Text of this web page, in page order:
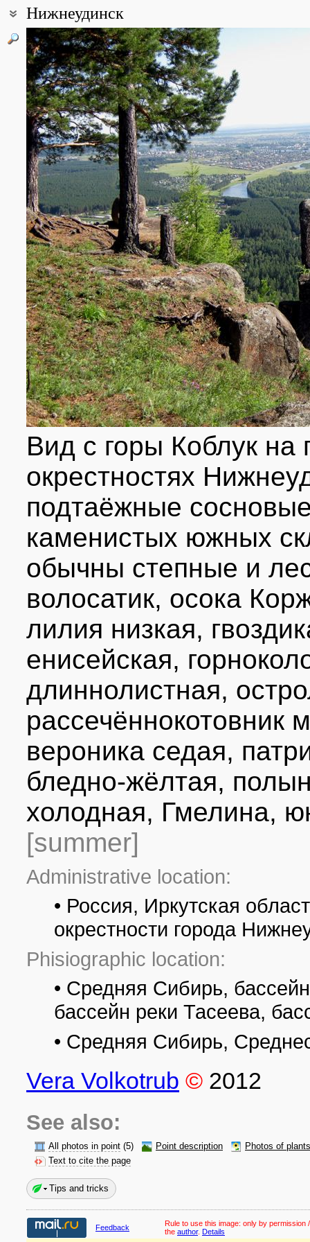
Нижнеудинск
Coordinates:
54° 54′ 00″ N, 99° 01′ 00″ E (view at maps of
All photos(5) Photos of plants & lichens(57)
Вид с горы Коблук на
окрестностях
подтаёжные
каменистых южных
обычны степные и
волосатик, осока
лилия низкая,
енисейская,
длиннолистная,
рассечённокотовник
вероника седая,
бледно-жёлтая,
холодная, Гмелина,
[summer]
Administrative location:
• Россия, Иркутская
окрестности города
Phisiographic location:
• Средняя Сибирь,
бассейн реки Тасеева,
• Средняя Сибирь,
Vera Volkotrub © 2012
See also:
All photos in point (5) Point description
Photos of
Text to cite the page
Tips and tricks
Feedback Rule to use this image: only by permission
the author. Details